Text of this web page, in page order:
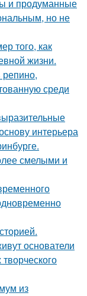
и продуманные
но не
того, как
жизни.
среди
интерьера
смелыми и
основатели
из